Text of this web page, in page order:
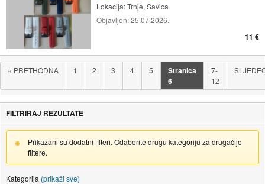
Lokacija:Trnje, Savica
Objavljen:25.07.2026.
11 €
« PRETHODNA 1 2 3 4 5
Stranica
6
7-
12
FILTRIRAJ REZULTATE
Prikazani su dodatni filteri. Odaberite drugu kategoriju za drugačije
filtere.
Kategorija (prikaži sve)